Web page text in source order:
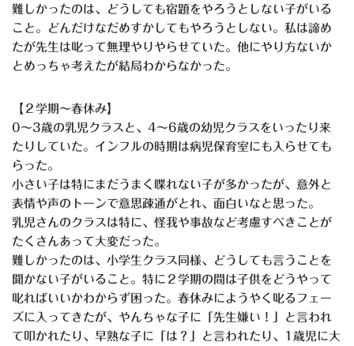
難しかったのは、どうしても宿題をやろうとしない子がいる
こと。どんだけなだめすかしてもやろうとしない。私は諦め
たが先生は叱って無理やりやらせていた。他にやり方ないか
とめっちゃ考えたが結局わからなかった。
【２学期〜春休み】
0〜3歳の乳児クラスと、4〜6歳の幼児クラスをいったり来
たりしていた。インフルの時期は病児保育室にも入らせても
らった。
小さい子は特にまだうまく喋れない子が多かったが、意外と
表情や声のトーンで意思疎通がとれ、面白いなと思った。
乳児さんのクラスは特に、怪我や事故など考慮すべきことが
たくさんあって大変だった。
難しかったのは、小学生クラス同様、どうしても言うことを
聞かない子がいること。特に２学期の間は子供をどうやって
叱ればいいかわからず困った。春休みにようやく叱るフェー
ズに入ってきたが、やんちゃな子に「先生嫌い！」と言われ
て叩かれたり、早熟な子に「は？」と言われたり、1歳児に大